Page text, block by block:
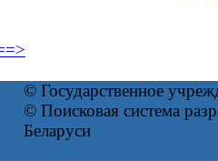
© Государственное
© Поисковая система
Беларуси